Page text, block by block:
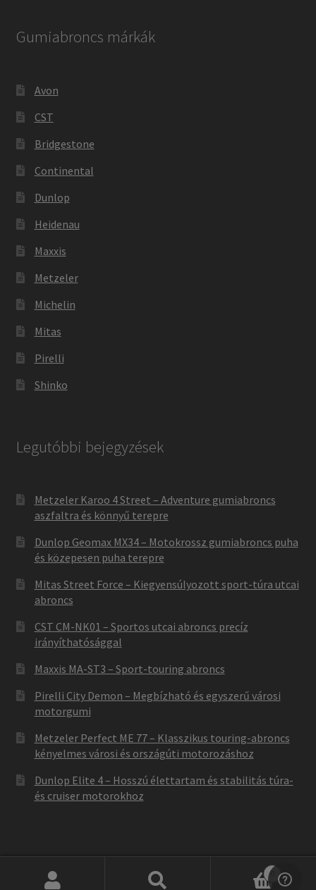
Gumiabroncs márkák
Avon
CST
Bridgestone
Continental
Dunlop
Heidenau
Maxxis
Metzeler
Michelin
Mitas
Pirelli
Shinko
Legutóbbi bejegyzések
Metzeler Karoo 4 Street – Adventure gumiabroncs
aszfaltra és könnyű terepre
Dunlop Geomax MX34 – Motokrossz gumiabroncs puha
és közepesen puha terepre
Mitas Street Force – Kiegyensúlyozott sport-túra utcai
abroncs
CST CM-NK01 – Sportos utcai abroncs precíz
irányíthatósággal
Maxxis MA-ST3 – Sport-touring abroncs
Pirelli City Demon – Megbízható és egyszerű városi
motorgumi
Metzeler Perfect ME 77 – Klasszikus touring-abroncs
kényelmes városi és országúti motorozáshoz
Dunlop Elite 4 – Hosszú élettartam és stabilitás túra-
és cruiser motorokhoz
0